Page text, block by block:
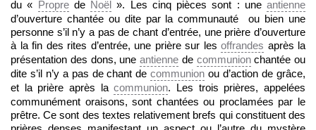
du « Proprede Noël ». Les cinq pièces sont : une antienne
d’ouverture chantée ou dite par la communauté ou bien une
personne s’il n’y a pas de chant d’entrée, une prière d’ouverture
à la fin des rites d’entrée, une prière sur les offrandes après la
présentation des dons, une antienne de communionchantée ou
dite s’il n’y a pas de chant decommunion ou d’action de grâce,
et la prière après lacommunion. Les trois prières, appelées
communément oraisons, sont chantées ou proclamées par le
prêtre. Ce sont des textes relativement brefs qui constituent des